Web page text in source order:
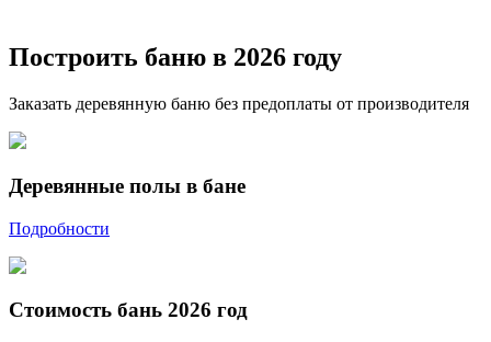
Построить баню в 2026 году
Заказать деревянную баню без предоплаты от производителя
Деревянные полы в бане
Подробности
Стоимость бань 2026 год